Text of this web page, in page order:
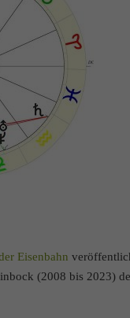
Eisenbahn
(2008 bis 2023)